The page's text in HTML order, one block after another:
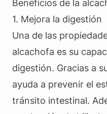
Beneficios de la
1. Mejora la digestión
Una de las
alcachofa es su
digestión. Gracias a
ayuda a prevenir el
tránsito intestinal.